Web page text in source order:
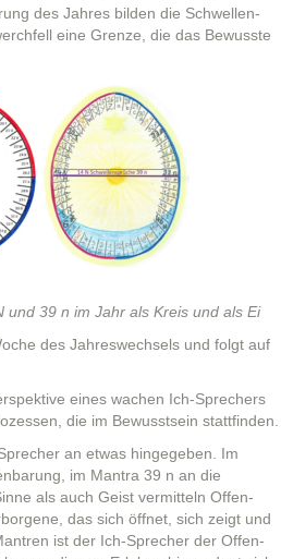
des Jahres bilden die Schwellen­
eine Gren­ze, die das Bewusste
und 39 n im Jahr als Kreis und als Ei
des Jahreswech­sels und fol­gt auf
eines wachen Ich-Sprech­ers
die im Bewusst­sein stattfinden.
an etwas hingegeben. Im
im Mantra 39 n an die
als auch Geist ver­mit­teln Offen­
das sich öffnet, sich zeigt und
ist der Ich-Sprech­er der Offen­